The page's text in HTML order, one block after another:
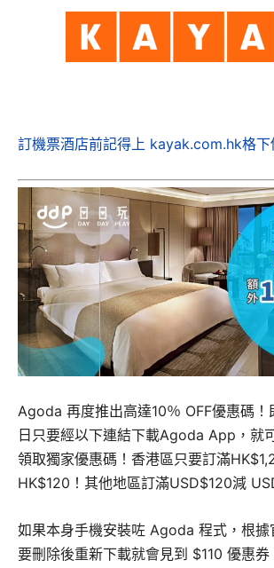
訂機票酒店前記得上 kayak.com.hk格下
Agoda 再度推出高達10％ OFF優惠碼！
日只要經以下連結下載Agoda App，就
領取獨家優惠碼！香港區只要訂滿
HK$120！其他地區訂滿USD$120減
如果本身手機安裝咗 Agoda 程式，根據
要刪除後重新下載就會見到 $110 優惠